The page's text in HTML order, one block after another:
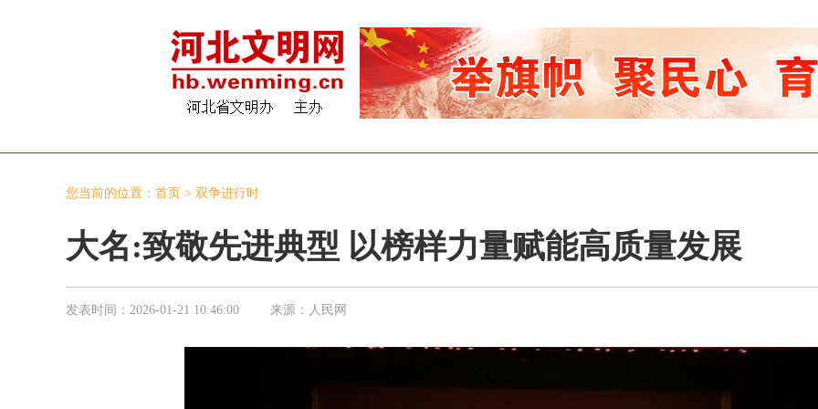
您当前的位置： 首页 > 双争进行时
大名:致敬先进典型 以榜样力量赋能高质量发展
发表时间： 2026-01-21 10:46:00 来源： 人民网